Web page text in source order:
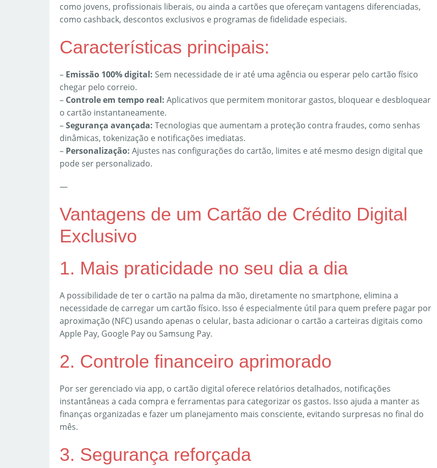
como jovens, profissionais liberais, ou ainda a cartões que ofereçam vantagens diferenciadas,
como cashback, descontos exclusivos e programas de fidelidade especiais.
Características principais:
– Emissão 100% digital: Sem necessidade de ir até uma agência ou esperar pelo cartão físico
chegar pelo correio.
– Controle em tempo real: Aplicativos que permitem monitorar gastos, bloquear e desbloquear
o cartão instantaneamente.
–Segurança avançada: Tecnologias que aumentam a proteção contra fraudes, como senhas
dinâmicas, tokenização e notificações imediatas.
– Personalização: Ajustes nas configurações do cartão, limites e até mesmo design digital que
pode ser personalizado.
—
Vantagens de um Cartão de Crédito Digital
Exclusivo
1. Mais praticidade no seu dia a dia
A possibilidade de ter o cartão na palma da mão, diretamente no smartphone, elimina a
necessidade de carregar um cartão físico. Isso é especialmente útil para quem prefere pagar por
aproximação (NFC) usando apenas o celular, basta adicionar o cartão a carteiras digitais como
Apple Pay, Google Pay ou Samsung Pay.
2. Controle financeiro aprimorado
Por ser gerenciado via app, o cartão digital oferece relatórios detalhados, notificações
instantâneas a cada compra e ferramentas para categorizar os gastos. Isso ajuda a manter as
finanças organizadas e fazer um planejamento mais consciente, evitando surpresas no final do
mês.
3. Segurança reforçada